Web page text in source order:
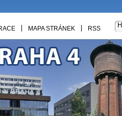
MAPA STRÁNEK RSS